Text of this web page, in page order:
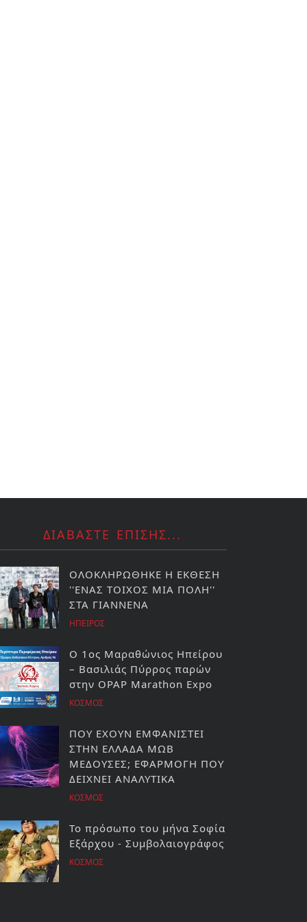
ΔΙΑΒΑΣΤΕ ΕΠΙΣΗΣ...
ΟΛΟΚΛΗΡΩΘΗΚΕ Η ΕΚΘΕΣΗ
''ΕΝΑΣ ΤΟΙΧΟΣ ΜΙΑ ΠΟΛΗ''
ΣΤΑ ΓΙΑΝΝΕΝΑ
ΗΠΕΙΡΟΣ
Ο 1ος Μαραθώνιος Ηπείρου
– Βασιλιάς Πύρρος παρών
στην OPAP Marathon Expo
ΚΟΣΜΟΣ
ΠΟΥ ΕΧΟΥΝ ΕΜΦΑΝΙΣΤΕΙ
ΣΤΗΝ ΕΛΛΑΔΑ ΜΩΒ
ΜΕΔΟΥΣΕΣ; ΕΦΑΡΜΟΓΗ ΠΟΥ
ΔΕΙΧΝΕΙ ΑΝΑΛΥΤΙΚΑ
ΚΟΣΜΟΣ
Το πρόσωπο του µήνα Σοφία
Εξάρχου - Συµβολαιογράφος
ΚΟΣΜΟΣ